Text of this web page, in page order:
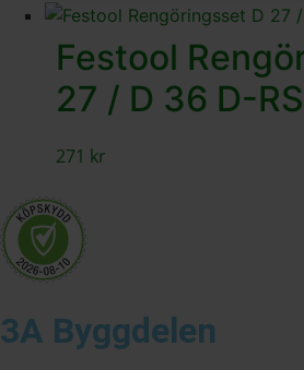
Festool
27 / D 36 D-RS
271 kr
3A Byggdelen